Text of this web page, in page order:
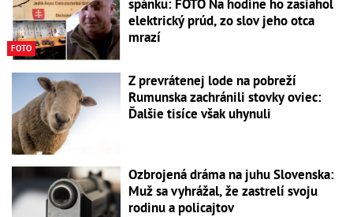
FOTO
spánku: FOTO Na hodine ho zasiahol
elektrický prúd, zo slov jeho otca
mrazí
Z prevrátenej lode na pobreží
Rumunska zachránili stovky oviec:
Ďalšie tisíce však uhynuli
Ozbrojená dráma na juhu Slovenska:
Muž sa vyhrážal, že zastrelí svoju
rodinu a policajtov